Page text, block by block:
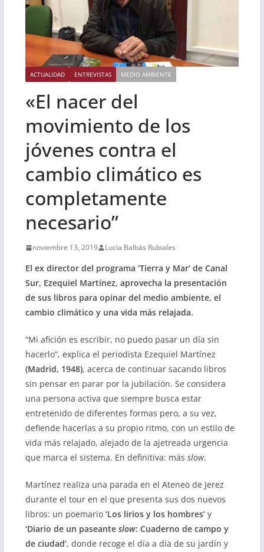
ACTUALIDAD ENTREVISTAS MEDIO AMBIENTE
«El nacer del
movimiento de los
jóvenes contra el
cambio climático es
completamente
necesario”
noviembre 13, 2019 Lucía Balbás Rubiales
El ex director del programa ‘Tierra y Mar’ de Canal
Sur, Ezequiel Martínez, aprovecha la presentación
de sus libros para opinar del medio ambiente, el
cambio climático y una vida más relajada.
“Mi afición es escribir, no puedo pasar un día sin
hacerlo”, explica el periodista Ezequiel Martínez
(Madrid, 1948), acerca de continuar sacando libros
sin pensar en parar por la jubilación. Se considera
una persona activa que siempre busca estar
entretenido de diferentes formas pero, a su vez,
defiende hacerlas a su propio ritmo, con un estilo de
vida más relajado, alejado de la ajetreada urgencia
que marca el sistema. En definitiva: más slow.
Martínez realiza una parada en el Ateneo de Jerez
durante el tour en el que presenta sus dos nuevos
libros: un poemario ‘Los lirios y los hombres’y
‘Diario de un paseante slow: Cuaderno de campo y
de ciudad’, donde recoge el día a día de su jardín y